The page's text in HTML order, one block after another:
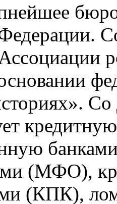
(МФО),
(КПК),